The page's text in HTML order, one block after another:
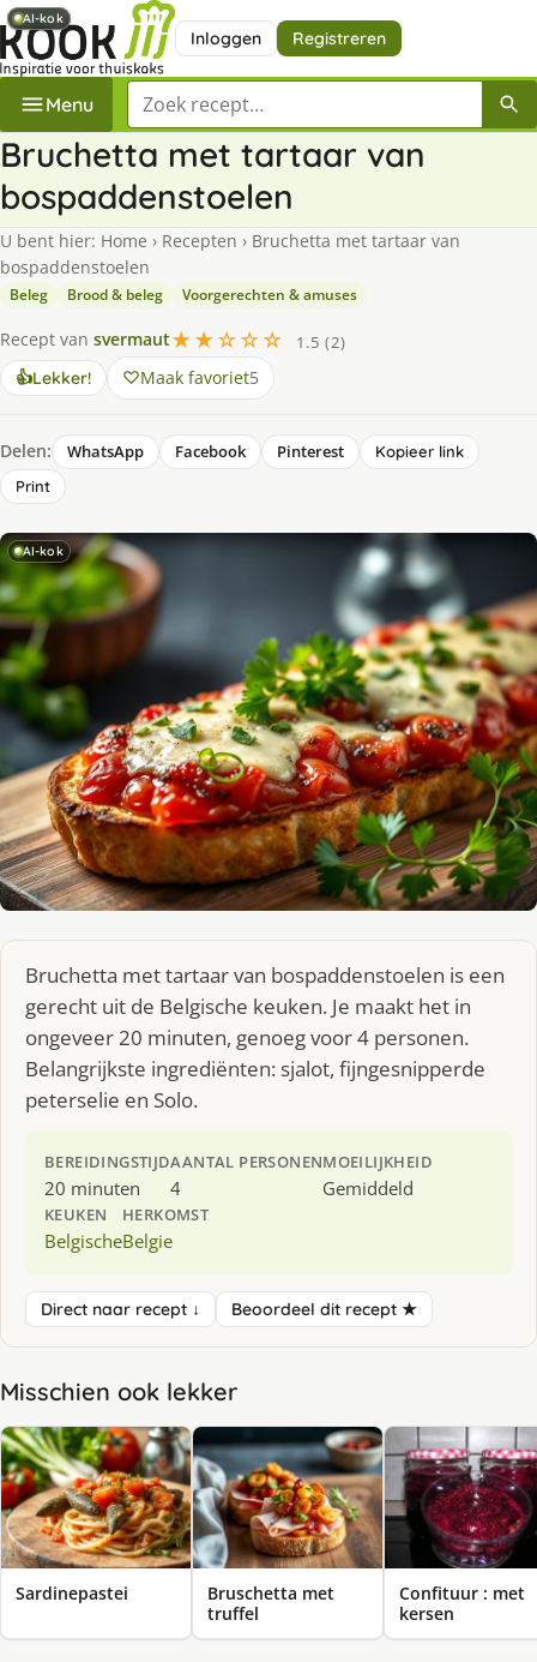
Inloggen Registreren
Menu Zoek een recept
Bruchetta met tartaar van
bospaddenstoelen
U bent hier: Home › Recepten › Bruchetta met tartaar van
bospaddenstoelen
Beleg Brood & beleg Voorgerechten & amuses
Recept van svermaut★★☆☆☆
1.5 (2)
👍Lekker! Maak favoriet5
Delen: WhatsApp Facebook Pinterest
Kopieer link
Print
AI-kok
Bruchetta met tartaar van bospaddenstoelen is een
gerecht uit de Belgische keuken. Je maakt het in
ongeveer 20 minuten, genoeg voor 4 personen.
Belangrijkste ingrediënten: sjalot, fijngesnipperde
peterselie en Solo.
BEREIDINGSTIJD
20 minuten
AANTAL PERSONEN
4
MOEILIJKHEID
Gemiddeld
KEUKEN
Belgische
HERKOMST
Belgie
Direct naar recept ↓ Beoordeel dit recept ★
Misschien ook lekker
AI-kok
Sardinepastei
AI-kok
Bruschetta met
truffel
Confituur : met
kersen